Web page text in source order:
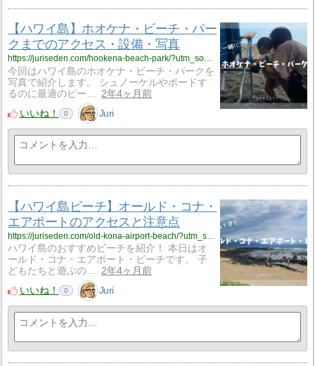
【ハワイ島】ホオケナ・ビーチ・パー
クまでのアクセス・設備・写真
https://juriseden.com/hookena-beach-park/?utm_source=rss&utm_medium=rss&utm_campaign=hookena-beach-park
今回はハワイ島のホオケナ・ビーチ・パークを
写真で紹介します。 シュノーケルやボードす
るのに最適のビー…
2年4ヶ月前
いいね！
0 Juri
【ハワイ島ビーチ】オールド・コナ・
エアポートのアクセスと注意点
ハワイ島のおすすめビーチを紹介！ 本日はオ
ールド・コナ・エアポート・ビーチです。 子
どもたちと遊ぶの…
2年4ヶ月前
いいね！
0 Juri